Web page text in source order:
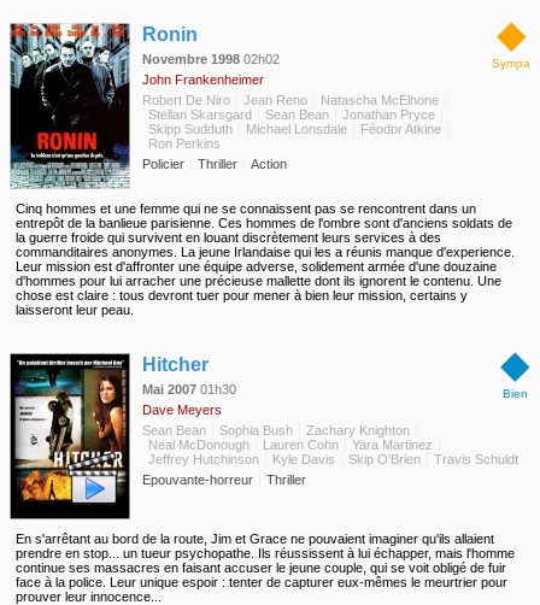
◆
Sympa
Ronin
Novembre 1998 02h02
John Frankenheimer
Robert De Niro
Jean Reno
Natascha McElhone
Stellan Skarsgard
Sean Bean
Jonathan Pryce
Skipp Sudduth
Michael Lonsdale
Féodor Atkine
Ron Perkins
Policier
Thriller Action
Cinq hommes et une femme qui ne se connaissent pas se rencontrent dans un
entrepôt de la banlieue parisienne. Ces hommes de l'ombre sont d'anciens soldats de
la guerre froide qui survivent en louant discrètement leurs services à des
commanditaires anonymes. La jeune Irlandaise qui les a réunis manque d'experience.
Leur mission est d'affronter une équipe adverse, solidement armée d'une douzaine
d'hommes pour lui arracher une précieuse mallette dont ils ignorent le contenu. Une
chose est claire : tous devront tuer pour mener à bien leur mission, certains y
laisseront leur peau.
◆
Bien
Hitcher
Mai 2007 01h30
Dave Meyers
Sean Bean
Sophia Bush
Zachary Knighton
Neal McDonough
Lauren Cohn
Yara Martinez
Jeffrey Hutchinson
Kyle Davis Skip O'Brien
Travis Schuldt
Epouvante-horreur
Thriller
En s'arrêtant au bord de la route, Jim et Grace ne pouvaient imaginer qu'ils allaient
prendre en stop... un tueur psychopathe. Ils réussissent à lui échapper, mais l'homme
continue ses massacres en faisant accuser le jeune couple, qui se voit obligé de fuir
face à la police. Leur unique espoir : tenter de capturer eux-mêmes le meurtrier pour
prouver leur innocence...